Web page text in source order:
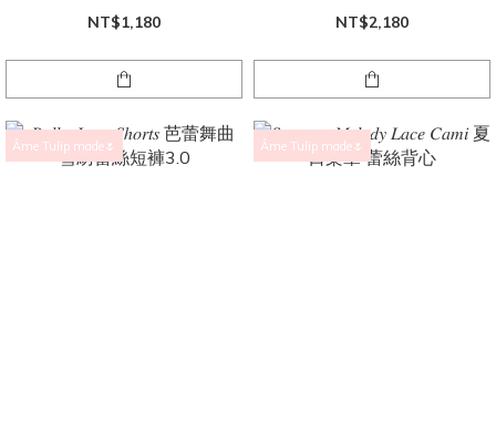
NT$1,180 NT$2,180
Âme Tulip made🌷 Âme Tulip made🌷